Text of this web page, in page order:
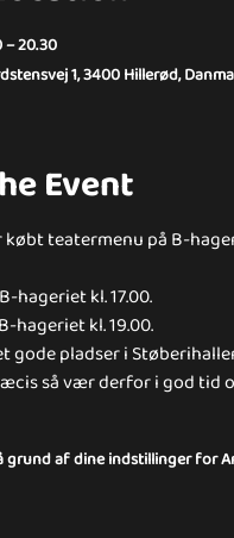
– 20.30
1, 3400 Hillerød,
Event
teatermenu på B-
hageriet kl. 17.00.
hageriet kl. 19.00.
gode pladser i
så vær derfor i god tid
grund af dine indstillinger for